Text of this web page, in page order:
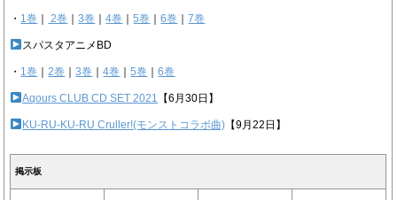
・ 1巻 2巻 ｜3巻 ｜4巻 ｜5巻 ｜6巻 ｜7巻
スパスタアニメBD
・ 1巻 ｜2巻 ｜3巻 ｜4巻 ｜5巻 ｜6巻
Aqours CLUB CD SET 2021 【6月30日】
KU-RU-KU-RU Cruller!(モンストコラボ曲) 【9月22日】
掲示板